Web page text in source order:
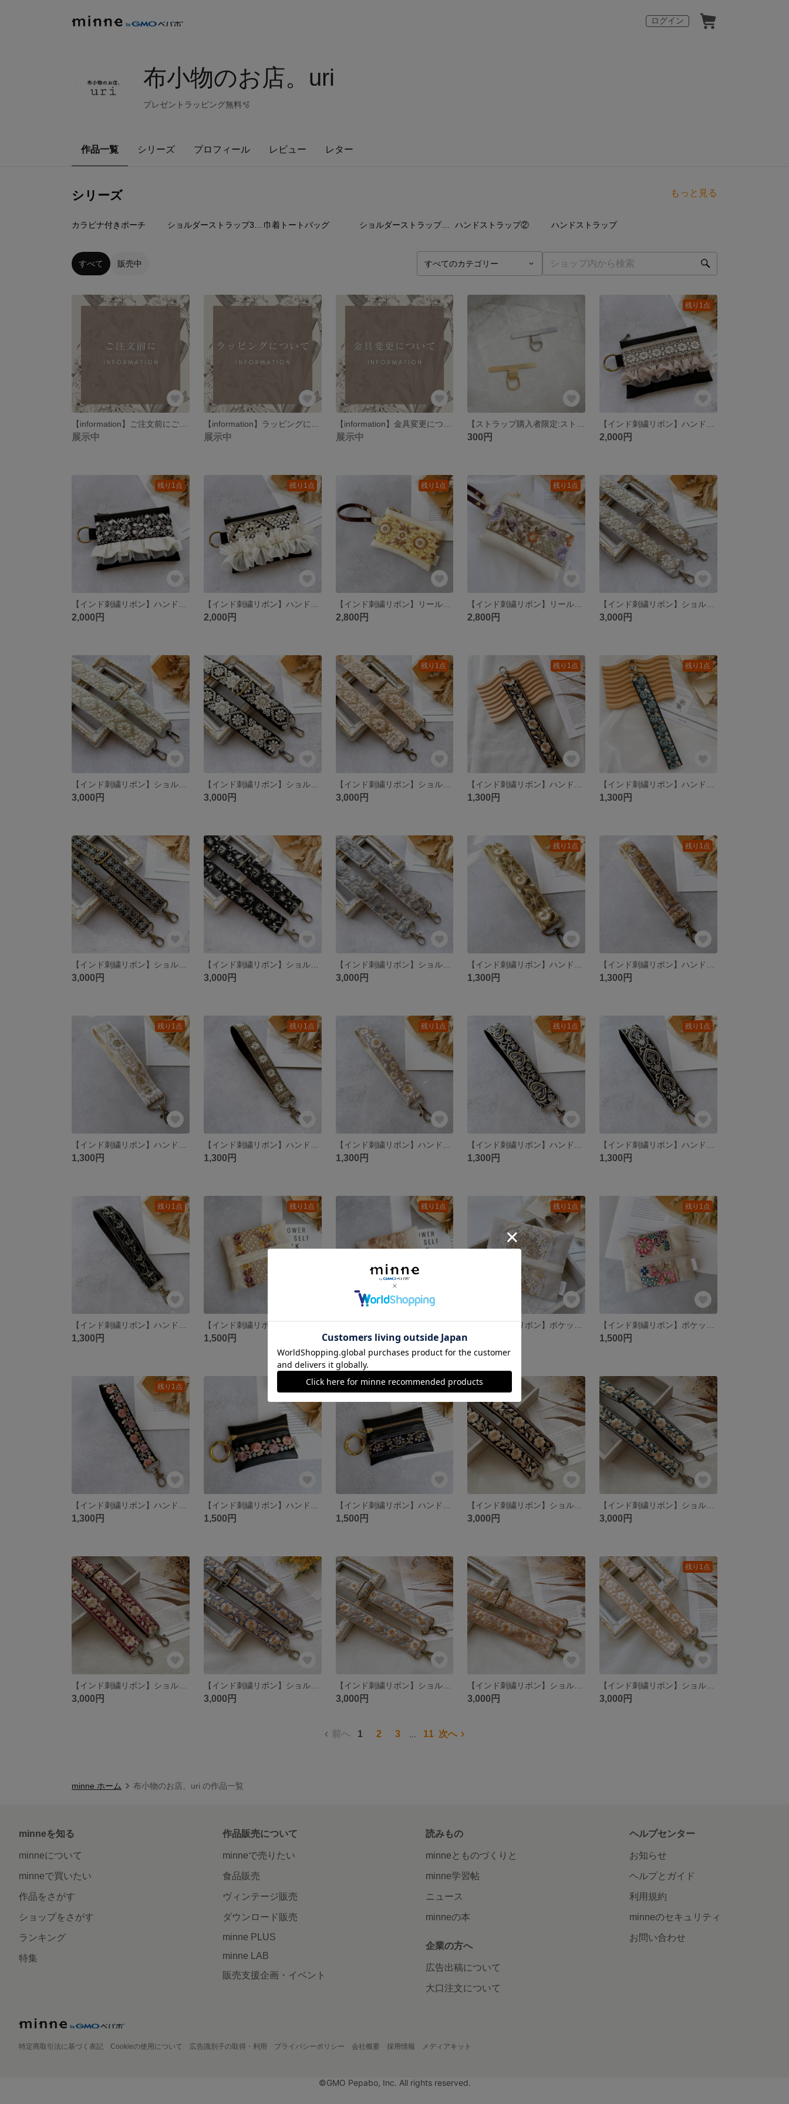
ログイン
布小物のお店。uri
プレゼントラッピング無料🫧
作品一覧 シリーズ プロフィール レビュー レター
シリーズ もっと見る
カラビナ付きポーチ 巾着トートバッグ ショルダーストラップ（25mm幅）② ハンドストラップ② ハンドストラップ
すべて 販売中
展示中 展示中 展示中 300円
残り1点
2,000円
残り1点
2,000円
残り1点
2,000円
残り1点
【インド刺繍リボン】リールキー付きポーチ レザー ファスナー
2,800円
残り1点
2,800円 3,000円
3,000円
【インド刺繍リボン】ショルダーストラップ スマホショルダー
3,000円
残り1点
【インド刺繍リボン】ショルダーストラップ スマホショルダー
3,000円
残り1点
1,300円
残り1点
1,300円
3,000円
【インド刺繍リボン】ショルダーストラップ スマホショルダー
3,000円
【インド刺繍リボン】ショルダーストラップ スマホショルダー
3,000円
残り1点
1,300円
残り1点
1,300円
残り1点
1,300円
残り1点
1,300円
残り1点
1,300円
残り1点
1,300円
残り1点
1,300円
残り1点
1,300円
残り1点
1,500円
残り1点
1,500円
残り1点 残り1点
1,500円
残り1点
1,300円
残り1点
1,500円
残り1点
1,500円 3,000円 3,000円
3,000円
【インド刺繍リボン】ショルダーストラップ スマホショルダー
3,000円
【インド刺繍リボン】ショルダーストラップ スマホショルダー
3,000円 3,000円
残り1点
3,000円
前へ 1 2 3 11 次へ
minne ホーム 布小物のお店。uri の作品一覧
minneを知る
minneについて
minneで買いたい
作品をさがす
ショップをさがす
ランキング
特集
作品販売について
minneで売りたい
食品販売
ヴィンテージ販売
ダウンロード販売
minne PLUS
minne LAB
販売支援企画・イベント
読みもの
minneとものづくりと
minne学習帖
ニュース
minneの本
企業の方へ
広告出稿について
大口注文について
ヘルプセンター
お知らせ
ヘルプとガイド
利用規約
minneのセキュリティ
お問い合わせ
特定商取引法に基づく表記 Cookieの使用について 広告識別子の取得・利用 プライバシーポリシー 会社概要 採用情報 メディアキット
©GMO Pepabo, Inc. All rights reserved.